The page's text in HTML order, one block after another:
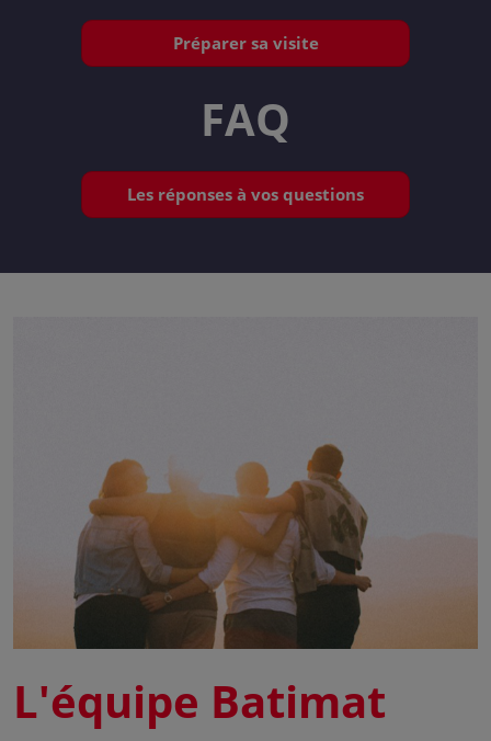
Préparer sa visite
FAQ
Les réponses à vos questions
L'équipe Batimat